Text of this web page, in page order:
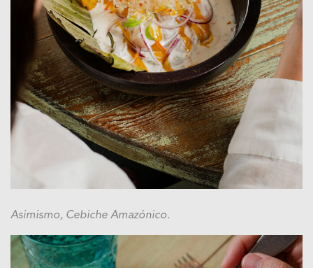
Asimismo, Cebiche Amazónico.